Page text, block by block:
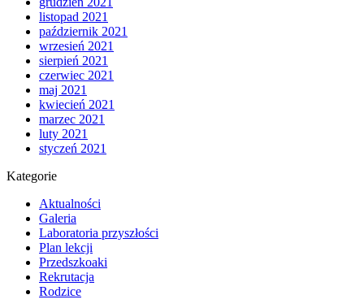
listopad 2021
październik 2021
wrzesień 2021
sierpień 2021
czerwiec 2021
maj 2021
kwiecień 2021
marzec 2021
luty 2021
styczeń 2021
Kategorie
Aktualności
Galeria
Laboratoria przyszłości
Plan lekcji
Przedszkoaki
Rekrutacja
Rodzice